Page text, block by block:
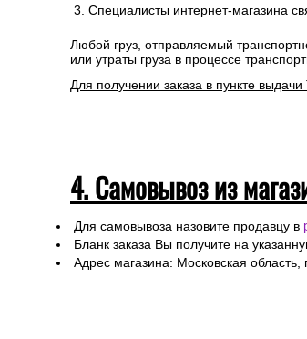
Специалисты интернет-магазина
Любой груз, отправляемый
или утраты груза в процессе
Для получении заказа в пункте
4. Самовывоз из
Для самовывоза назовите продавцу в
Бланк заказа Вы получите на
Адрес магазина: Московская